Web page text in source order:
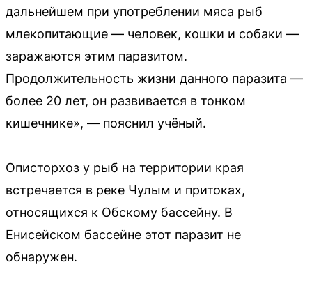
дальнейшем при употреблении мяса рыб
млекопитающие — человек, кошки и собаки —
заражаются этим паразитом.
Продолжительность жизни данного паразита —
более 20 лет, он развивается в тонком
кишечнике», — пояснил учёный.
Описторхоз у рыб на территории края
встречается в реке Чулым и притоках,
относящихся к Обскому бассейну. В
Енисейском бассейне этот паразит не
обнаружен.